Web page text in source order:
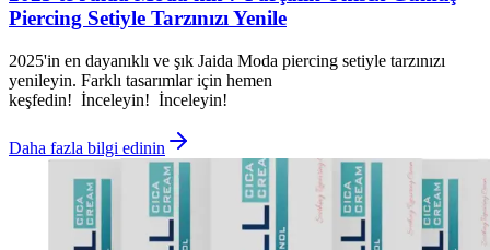
Piercing Setiyle Tarzınızı Yenile
2025'in en dayanıklı ve şık Jaida Moda piercing setiyle tarzınızı
yenileyin. Farklı tasarımlar için hemen
keşfedin! İnceleyin! İnceleyin!
Daha fazla bilgi edinin